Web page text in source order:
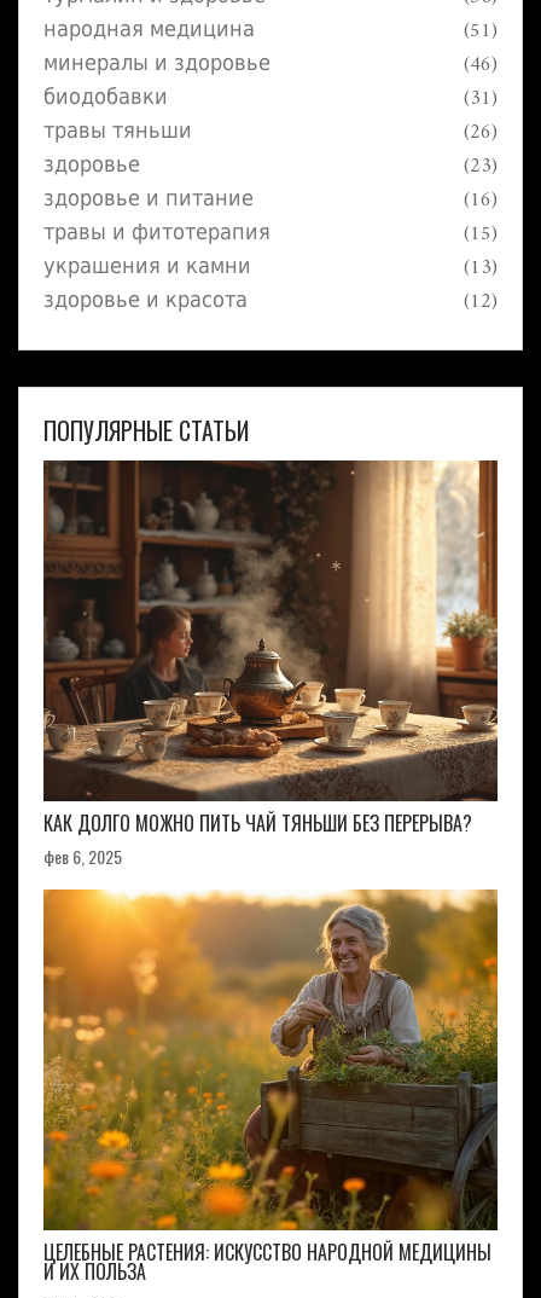
натуральный турмалин для эффективного
использования в оздоровительных целях.
народная медицина (51)
минералы и здоровье (46)
биодобавки (31)
травы тяньши (26)
здоровье (23)
здоровье и питание (16)
травы и фитотерапия (15)
украшения и камни (13)
здоровье и красота (12)
ПОПУЛЯРНЫЕ СТАТЬИ
КАК ДОЛГО МОЖНО ПИТЬ ЧАЙ ТЯНЬШИ БЕЗ ПЕРЕРЫВА?
фев 6, 2025
ЦЕЛЕБНЫЕ РАСТЕНИЯ: ИСКУССТВО НАРОДНОЙ МЕДИЦИНЫ
И ИХ ПОЛЬЗА